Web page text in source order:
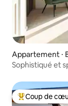
Appartement ⋅
Sophistiqué et
Coups de
Coup de